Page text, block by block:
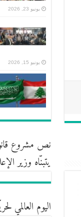
يونيو 23, 2026
يونيو 15, 2026
نص مشروع
يتبنّاه وزير
اليوم